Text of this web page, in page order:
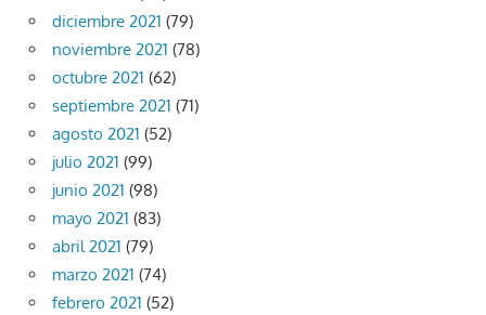
diciembre 2021 (79)
noviembre 2021 (78)
octubre 2021 (62)
septiembre 2021 (71)
agosto 2021 (52)
julio 2021 (99)
junio 2021 (98)
mayo 2021 (83)
abril 2021 (79)
marzo 2021 (74)
febrero 2021 (52)